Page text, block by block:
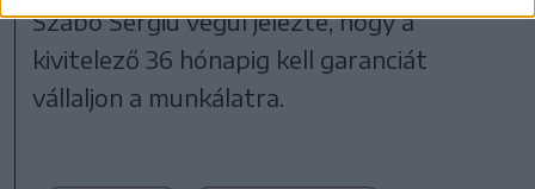
Szabó Sergiu végül jelezte, hogy a
kivitelező 36 hónapig kell garanciát
vállaljon a munkálatra.